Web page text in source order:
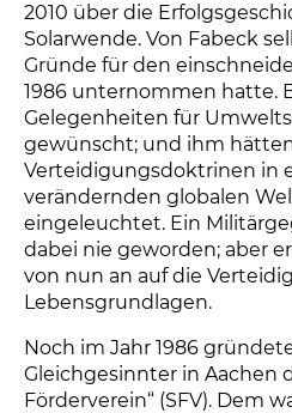
2010 über die
Solarwende. Von Fabeck
Gründe für den
1986 unternommen hatte.
Gelegenheiten für
gewünscht; und ihm
Verteidigungsdoktrinen in
verändernden globalen
eingeleuchtet. Ein
dabei nie geworden; aber
von nun an auf die
Lebensgrundlagen.
Noch im Jahr 1986
Gleichgesinnter in Aachen
Förderverein“ (SFV). Dem